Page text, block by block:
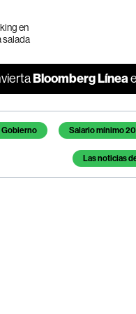
en
salada
Bloomberg Línea
Gobierno Salario mínimo
Las noticias